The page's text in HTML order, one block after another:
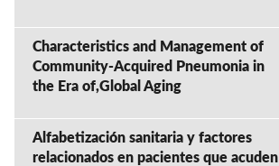
Characteristics and Management of
Community-Acquired Pneumonia in
the Era of,Global Aging
Alfabetización sanitaria y factores
relacionados en pacientes que acuden